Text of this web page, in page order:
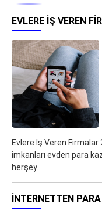
EVLERE İŞ VEREN
Evlere İş Veren Firmalar
imkanları evden para
herşey.
İNTERNETTEN